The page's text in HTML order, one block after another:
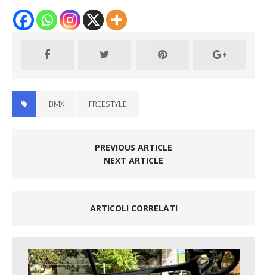
BMX FREESTYLE
PREVIOUS ARTICLE
NEXT ARTICLE
ARTICOLI CORRELATI